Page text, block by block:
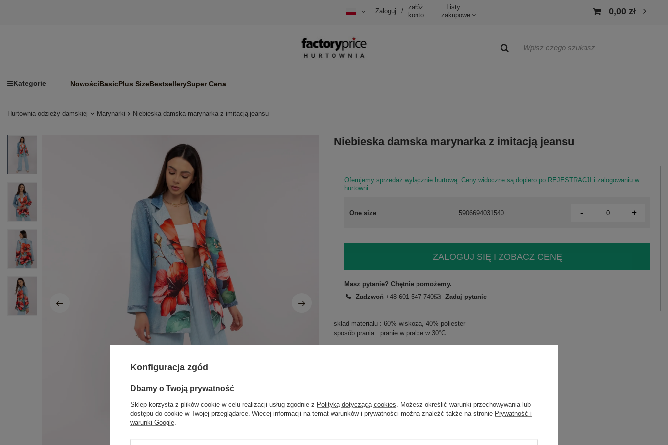
Zaloguj /
załóż
konto
Listy
zakupowe
0,00 zł
Kategorie NowościBasicPlus SizeBestsellerySuper Cena
Hurtownia odzieży damskiej Marynarki Niebieska damska marynarka z imitacją jeansu
Niebieska damska marynarka z imitacją jeansu
Oferujemy sprzedaż wyłącznie hurtową. Ceny widoczne są dopiero po REJESTRACJI i zalogowaniu w
hurtowni.
One size 5906694031540 - +
ZALOGUJ SIĘ I ZOBACZ CENĘ
Masz pytanie? Chętnie pomożemy.
Zadzwoń +48 601 547 740 Zadaj pytanie
skład materiału : 60% wiskoza, 40% poliester
sposób prania : pranie w pralce w 30°C
okazja
codzienne
Konfiguracja zgód
Dbamy o Twoją prywatność
Sklep korzysta z plików cookie w celu realizacji usług zgodnie z Polityką dotyczącą cookies . Możesz określić warunki przechowywania lub
dostępu do cookie w Twojej przeglądarce. Więcej informacji na temat warunków i prywatności można znaleźć także na stronie Prywatność i
warunki Google